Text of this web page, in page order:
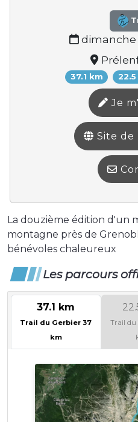
dimanche
37.1 km
Je
Site de
La douzième édition d'un
montagne près de
bénévoles chaleureux
Les parcours
37.1 km
Trail du Gerbier 37
km
Trail du